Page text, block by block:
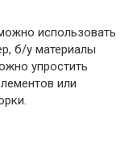
использовать
б/у материалы
упростить
или